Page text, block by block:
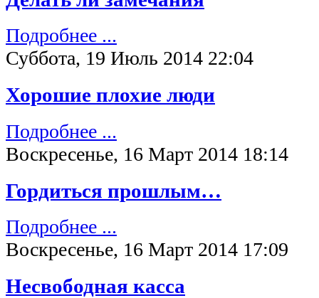
Подробнее ...
Суббота, 19 Июль 2014 22:04
Хорошие плохие люди
Подробнее ...
Воскресенье, 16 Март 2014 18:14
Гордиться прошлым…
Подробнее ...
Воскресенье, 16 Март 2014 17:09
Несвободная касса